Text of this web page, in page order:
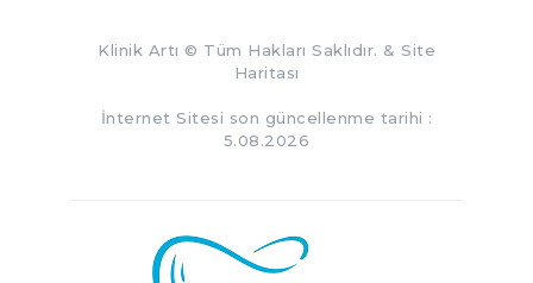
Klinik Artı © Tüm Hakları Saklıdır. & Site
Haritası
İnternet Sitesi son güncellenme tarihi :
5.08.2026